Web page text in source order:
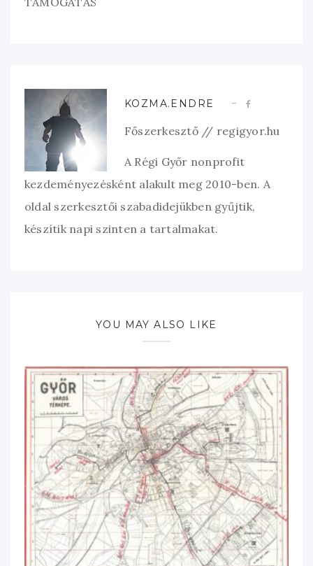
KOZMA.ENDRE
Főszerkesztő // regigyor.hu
A Régi Győr nonprofit
kezdeményezésként alakult meg 2010-ben. A
oldal szerkesztői szabadidejükben gyűjtik,
készítik napi szinten a tartalmakat.
YOU MAY ALSO LIKE